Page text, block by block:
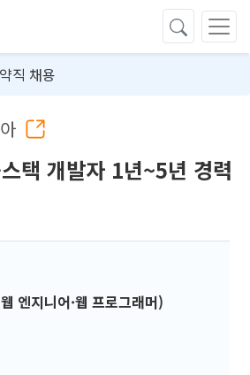
직 채용
택 개발자 1년~5년 경력
엔지니어·웹 프로그래머)